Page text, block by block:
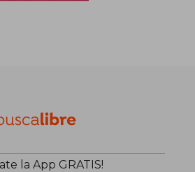
68.117
la App GRATIS!